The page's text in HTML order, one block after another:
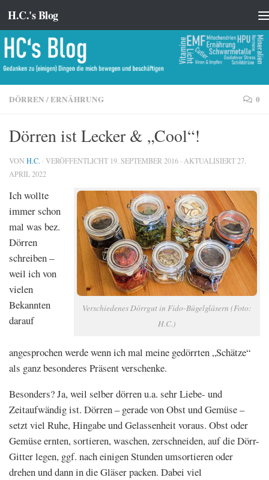
Zum Inhalt springen
H.C.'s Blog
DÖRREN /ERNÄHRUNG 0
Dörren ist Lecker & „Cool“!
VON H.C. · VERÖFFENTLICHT 19. SEPTEMBER 2016 · AKTUALISIERT 27.
APRIL 2022
Verschiedenes Dörrgut in Fido-Bügelgläsern (Foto:
H.C.)
Ich wollte
immer schon
mal was bez.
Dörren
schreiben –
weil ich von
vielen
Bekannten
darauf
angesprochen werde wenn ich mal meine gedörrten „Schätze“
als ganz besonderes Präsent verschenke.
Besonders? Ja, weil selber dörren u.a. sehr Liebe- und
Zeitaufwändig ist. Dörren – gerade von Obst und Gemüse –
setzt viel Ruhe, Hingabe und Gelassenheit voraus. Obst oder
Gemüse ernten, sortieren, waschen, zerschneiden, auf die Dörr-
Gitter legen, ggf. nach einigen Stunden umsortieren oder
drehen und dann in die Gläser packen. Dabei viel